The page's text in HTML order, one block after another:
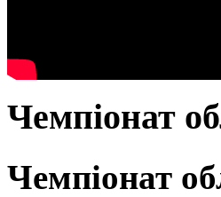
Чемпіонат
Чемпіонат